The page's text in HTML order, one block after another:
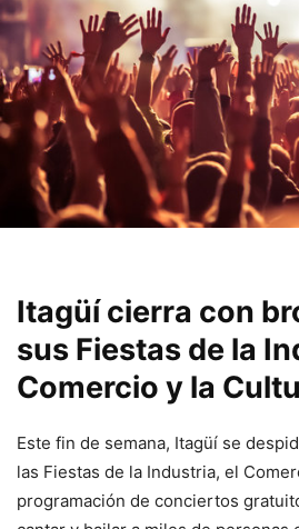
Itagüí cierra con
sus Fiestas de la
Comercio y la
Este fin de semana, Itagüí se
las Fiestas de la Industria, el
programación de conciertos